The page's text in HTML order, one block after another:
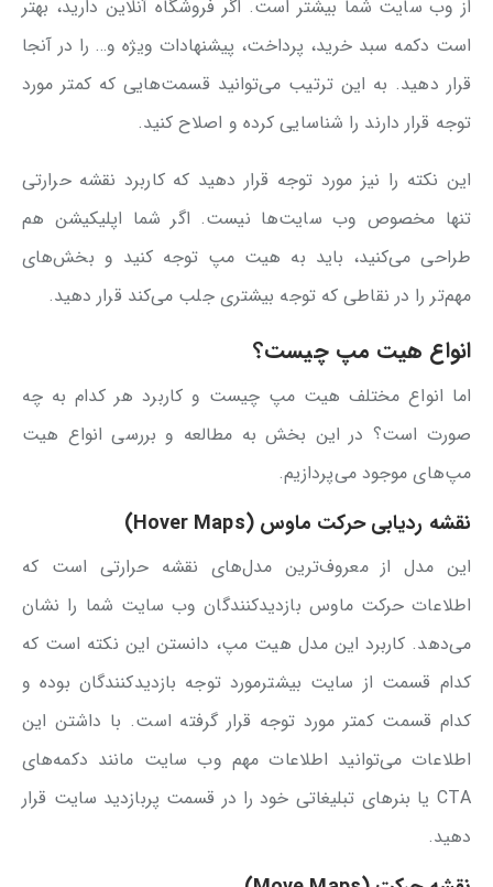
از وب سایت شما بیشتر است. اگر فروشگاه آنلاین دارید، بهتر
است دکمه سبد خرید، پرداخت، پیشنهادات ویژه و… را در آنجا
قرار دهید. به این ترتیب می‌توانید قسمت‌هایی که کمتر مورد
توجه قرار دارند را شناسایی کرده و اصلاح کنید.
این نکته را نیز مورد توجه قرار دهید که کاربرد نقشه حرارتی
تنها مخصوص وب سایت‌ها نیست. اگر شما اپلیکیشن هم
طراحی می‌کنید، باید به هیت مپ توجه کنید و بخش‌های
مهم‌تر را در نقاطی که توجه بیشتری جلب می‌کند قرار دهید.
انواع هیت مپ چیست؟
اما انواع مختلف هیت مپ چیست و کاربرد هر کدام به چه
صورت است؟ در این بخش به مطالعه و بررسی انواع هیت
مپ‌های موجود می‌پردازیم.
نقشه ردیابی حرکت ماوس (Hover Maps)
این مدل از معروف‌ترین مدل‌های نقشه حرارتی است که
اطلاعات حرکت ماوس بازدیدکنندگان وب سایت شما را نشان
می‌دهد. کاربرد این مدل هیت مپ، دانستن این نکته است که
کدام قسمت از سایت بیشترمورد توجه بازدیدکنندگان بوده و
کدام قسمت کمتر مورد توجه قرار گرفته است. با داشتن این
اطلاعات می‌توانید اطلاعات مهم وب سایت مانند دکمه‌های
CTA یا بنرهای تبلیغاتی خود را در قسمت پربازدید سایت قرار
دهید.